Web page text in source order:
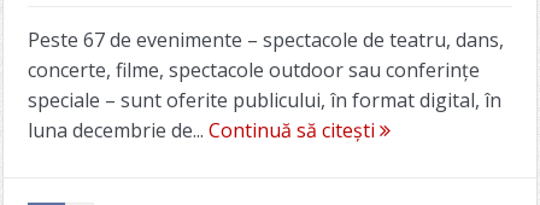
Peste 67 de evenimente – spectacole de teatru, dans,
concerte, filme, spectacole outdoor sau conferințe
speciale – sunt oferite publicului, în format digital, în
luna decembrie de... Continuă să citești